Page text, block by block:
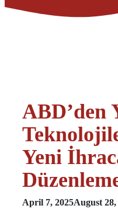
ABD’den
Yeni
April 7, 2025August 28,